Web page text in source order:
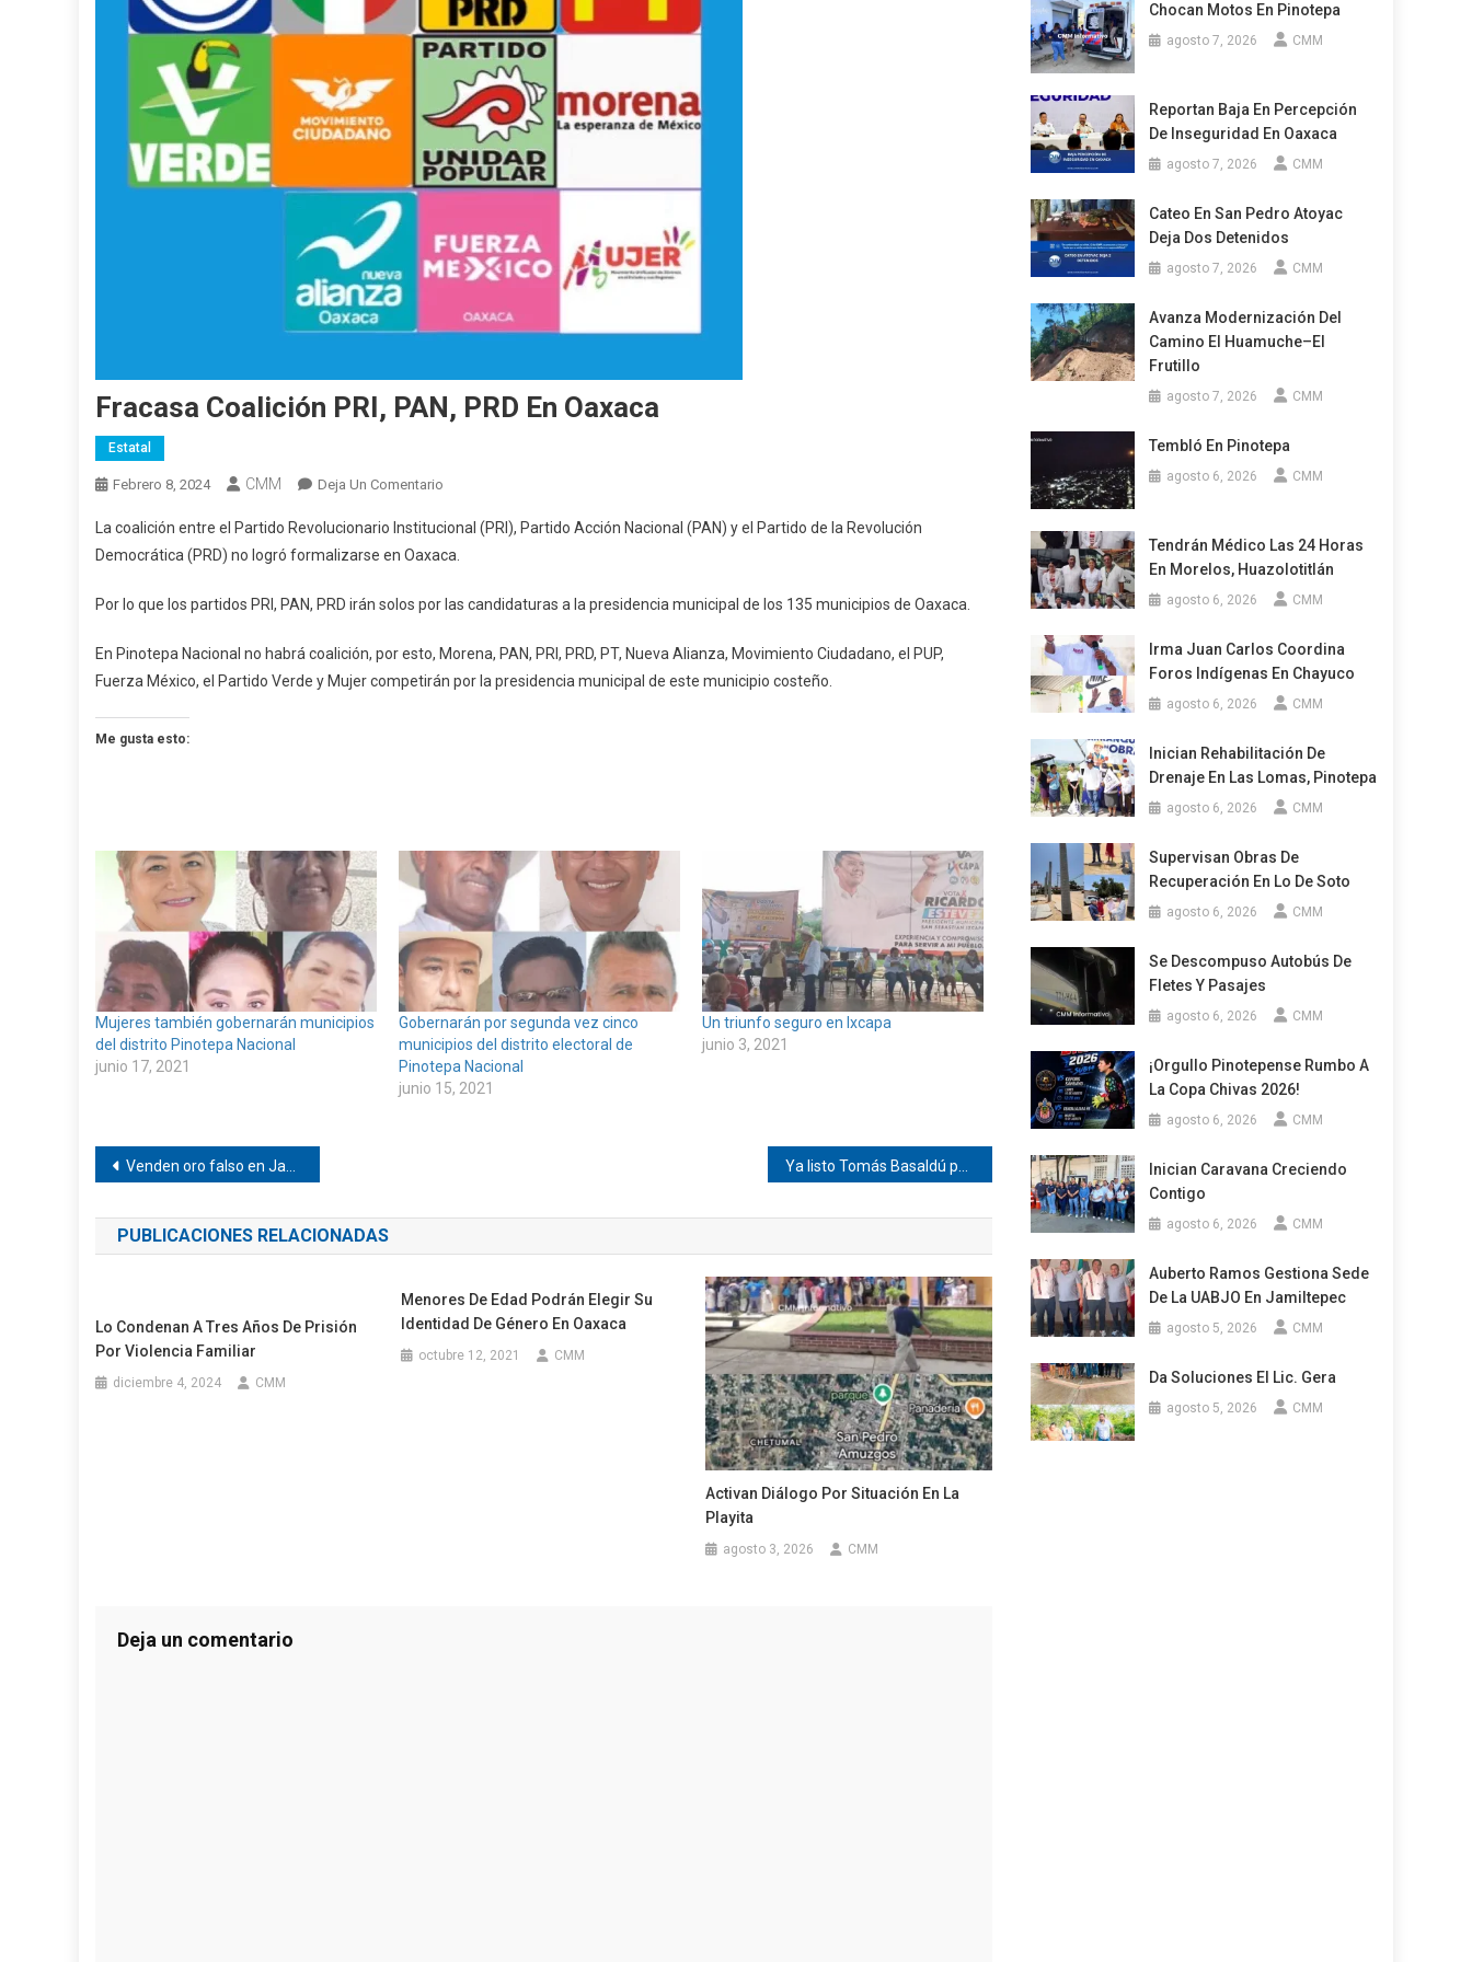
Fracasa Coalición PRI, PAN, PRD En Oaxaca
Estatal
Febrero 8, 2024 CMM Deja Un Comentario
Coalición
PRI,
PRD
Oaxaca
La coalición entre el Partido Revolucionario Institucional (PRI), Partido Acción Nacional (PAN) y el Partido de la Revolución
Democrática (PRD) no logró formalizarse en Oaxaca.
Por lo que los partidos PRI, PAN, PRD irán solos por las candidaturas a la presidencia municipal de los 135 municipios de Oaxaca.
En Pinotepa Nacional no habrá coalición, por esto, Morena, PAN, PRI, PRD, PT, Nueva Alianza, Movimiento Ciudadano, el PUP,
Fuerza México, el Partido Verde y Mujer competirán por la presidencia municipal de este municipio costeño.
Me gusta esto:
Mujeres también gobernarán municipios
del distrito Pinotepa Nacional
junio 17, 2021
Gobernarán por segunda vez cinco
municipios del distrito electoral de
Pinotepa Nacional
junio 15, 2021
Un triunfo seguro en Ixcapa
junio 3, 2021
Navegación
de
entradas
Venden oro falso en Jamiltepec y Pinotepa
PUBLICACIONES RELACIONADAS
Lo Condenan A Tres Años De Prisión
Por Violencia Familiar
diciembre 4, 2024 CMM
Menores De Edad Podrán Elegir Su
Identidad De Género En Oaxaca
octubre 12, 2021 CMM
Activan Diálogo Por Situación En La
Playita
agosto 3, 2026 CMM
Deja un comentario
Chocan Motos En Pinotepa
agosto 7, 2026 CMM
Reportan Baja En Percepción
De Inseguridad En Oaxaca
agosto 7, 2026 CMM
Cateo En San Pedro Atoyac
Deja Dos Detenidos
agosto 7, 2026 CMM
Avanza Modernización Del
Camino El Huamuche–El
Frutillo
agosto 7, 2026 CMM
Tembló En Pinotepa
agosto 6, 2026 CMM
Tendrán Médico Las 24 Horas
En Morelos, Huazolotitlán
agosto 6, 2026 CMM
Irma Juan Carlos Coordina
Foros Indígenas En Chayuco
agosto 6, 2026 CMM
Inician Rehabilitación De
Drenaje En Las Lomas, Pinotepa
agosto 6, 2026 CMM
Supervisan Obras De
Recuperación En Lo De Soto
agosto 6, 2026 CMM
Se Descompuso Autobús De
Fletes Y Pasajes
agosto 6, 2026 CMM
¡Orgullo Pinotepense Rumbo A
La Copa Chivas 2026!
agosto 6, 2026 CMM
Inician Caravana Creciendo
Contigo
agosto 6, 2026 CMM
Auberto Ramos Gestiona Sede
De La UABJO En Jamiltepec
agosto 5, 2026 CMM
Da Soluciones El Lic. Gera
agosto 5, 2026 CMM